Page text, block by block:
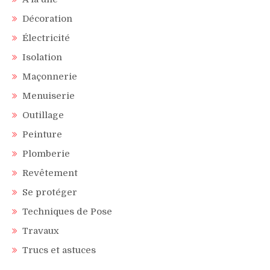
Décoration
Électricité
Isolation
Maçonnerie
Menuiserie
Outillage
Peinture
Plomberie
Revêtement
Se protéger
Techniques de Pose
Travaux
Trucs et astuces